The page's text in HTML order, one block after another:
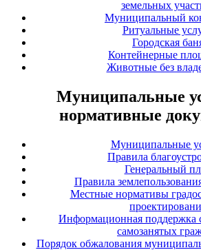
земельных
Муниципальный
Ритуальные
Городская
Контейнерные
Животные без
Муниципальные
нормативные
Муниципальные
Правила
Генеральный
Правила
Местные нормативы
Информационная поддержка
самозанятых
Порядок обжалования